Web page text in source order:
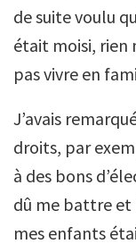
de suite voulu
était moisi, rien
pas vivre en
J’avais
droits, par
à des bons
dû me battre et
mes enfants